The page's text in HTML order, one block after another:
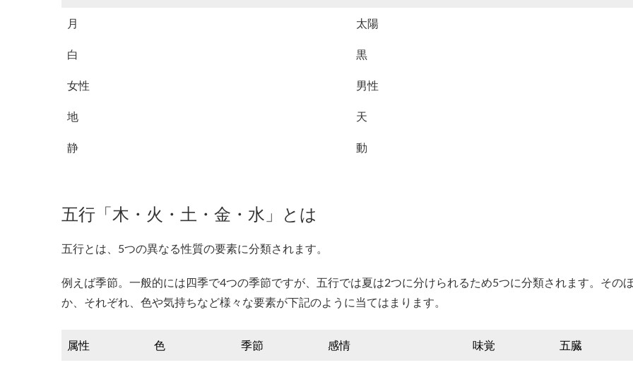
月 太陽
白 黒
女性 男性
地 天
静 動
五行「木・火・土・金・水」とは
五行とは、5つの異なる性質の要素に分類されます。
例えば季節。一般的には四季で4つの季節ですが、五行では夏は2つに分けられるため5つに分類されます。そのほ
か、それぞれ、色や気持ちなど様々な要素が下記のように当てはまります。
属性 色 季節 感情 味覚 五臓